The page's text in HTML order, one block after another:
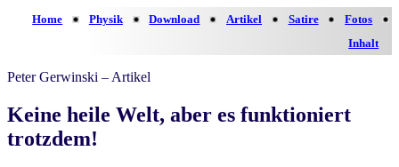
Home Physik Download Artikel Satire
Fotos
Inhalt
Peter Gerwinski – Artikel
Keine heile Welt, aber es funktioniert
trotzdem!